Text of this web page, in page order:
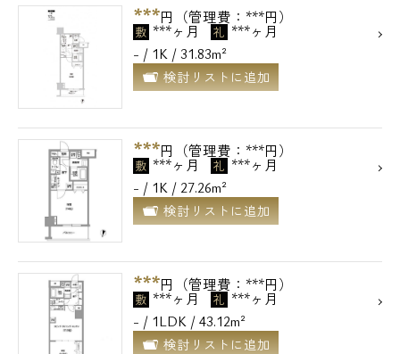
***円（管理費：***円）
敷 ***ヶ月 礼 ***ヶ月
- / 1K / 31.83m²
検討リストに追加
***円（管理費：***円）
敷 ***ヶ月 礼 ***ヶ月
- / 1K / 27.26m²
検討リストに追加
***円（管理費：***円）
敷 ***ヶ月 礼 ***ヶ月
- / 1LDK / 43.12m²
検討リストに追加